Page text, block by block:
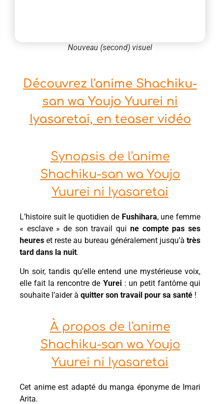
Nouveau (second) visuel
Découvrez l'anime Shachiku-
san wa Youjo Yuurei ni
Iyasaretai, en teaser vidéo
Synopsis de l'anime
Shachiku-san wa Youjo
Yuurei ni Iyasaretai
L’histoire suit le quotidien de Fushihara, une femme
« esclave » de son travail qui ne compte pas ses
heures et reste au bureau généralement jusqu’à très
tard dans la nuit.
Un soir, tandis qu’elle entend une mystérieuse voix,
elle fait la rencontre de Yurei: un petit fantôme qui
souhaite l’aider à quitter son travail pour sa santé !
À propos de l'anime
Shachiku-san wa Youjo
Yuurei ni Iyasaretai
Cet anime est adapté du manga éponyme de Imari
Arita.